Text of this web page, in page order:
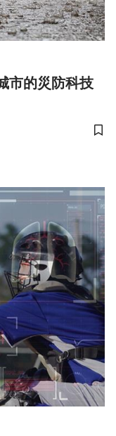
市的災防科技
儲